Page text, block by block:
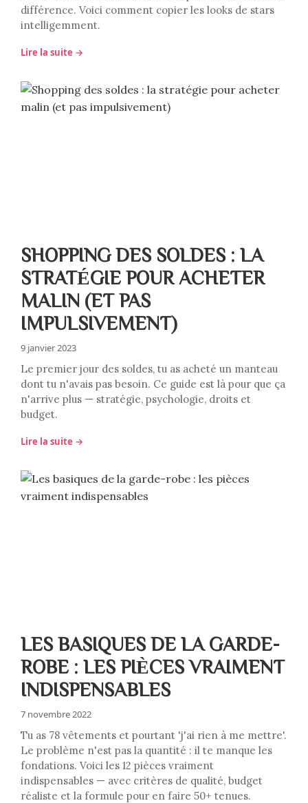
différence. Voici comment copier les looks de stars
intelligemment.
Lire la suite →
SHOPPING DES SOLDES : LA
STRATÉGIE POUR ACHETER
MALIN (ET PAS
IMPULSIVEMENT)
9 janvier 2023
Le premier jour des soldes, tu as acheté un manteau
dont tu n'avais pas besoin. Ce guide est là pour que ça
n'arrive plus — stratégie, psychologie, droits et
budget.
Lire la suite →
LES BASIQUES DE LA GARDE-
ROBE : LES PIÈCES VRAIMENT
INDISPENSABLES
7 novembre 2022
Tu as 78 vêtements et pourtant 'j'ai rien à me mettre'.
Le problème n'est pas la quantité : il te manque les
fondations. Voici les 12 pièces vraiment
indispensables — avec critères de qualité, budget
réaliste et la formule pour en faire 50+ tenues.